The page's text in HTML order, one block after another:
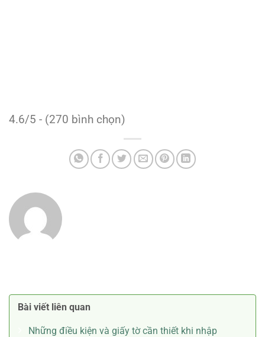
4.6/5 - (270 bình chọn)
Bài viết liên quan
Những điều kiện và giấy tờ cần thiết khi nhập